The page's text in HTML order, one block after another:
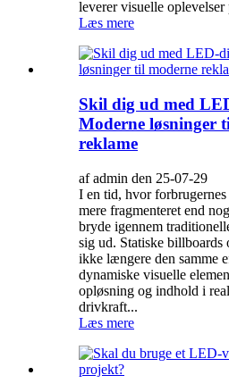
leverer visuelle
Læs mere
Skil dig ud med
Moderne løsninger
reklame
af admin den 25-07-29
I en tid, hvor
mere fragmenteret end
bryde igennem
sig ud. Statiske billboards
ikke længere den samme
dynamiske visuelle
opløsning og indhold i
drivkraft...
Læs mere